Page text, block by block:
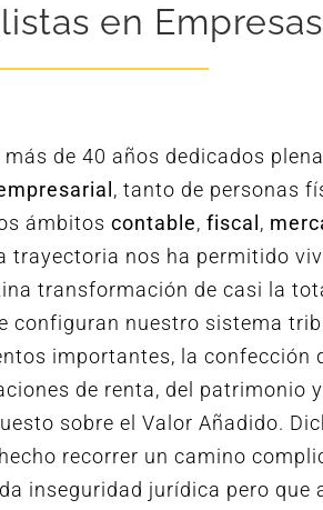
en Empresas
más de 40 años dedicados
, tanto de personas
ámbitos contable, fiscal ,
trayectoria nos ha permitido
transformación de casi la
configuran nuestro sistema
importantes, la confección
de renta, del patrimonio
sobre el Valor Añadido.
recorrer un camino
inseguridad jurídica pero que